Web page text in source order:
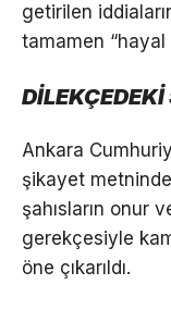
getirilen
tamamen
Ankara
şikayet
şahısların onur
gerekçesiyle
öne çıkarıldı.